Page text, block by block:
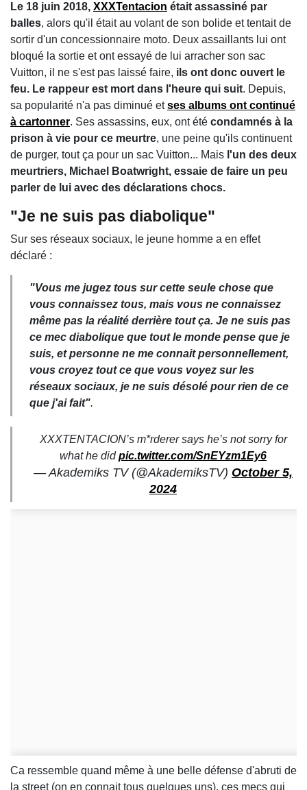
Le 18 juin 2018, XXXTentacion était assassiné par
balles, alors qu'il était au volant de son bolide et tentait de
sortir d'un concessionnaire moto. Deux assaillants lui ont
bloqué la sortie et ont essayé de lui arracher son sac
Vuitton, il ne s'est pas laissé faire, ils ont donc ouvert le
feu. Le rappeur est mort dans l'heure qui suit. Depuis,
sa popularité n'a pas diminué etses albums ont continué
à cartonner. Ses assassins, eux, ont été condamnés à la
prison à vie pour ce meurtre, une peine qu'ils continuent
de purger, tout ça pour un sac Vuitton... Mais l'un des deux
meurtriers, Michael Boatwright, essaie de faire un peu
parler de lui avec des déclarations chocs.
"Je ne suis pas diabolique"
Sur ses réseaux sociaux, le jeune homme a en effet
déclaré :
"Vous me jugez tous sur cette seule chose que
vous connaissez tous, mais vous ne connaissez
même pas la réalité derrière tout ça. Je ne suis pas
ce mec diabolique que tout le monde pense que je
suis, et personne ne me connait personnellement,
vous croyez tout ce que vous voyez sur les
réseaux sociaux, je ne suis désolé pour rien de ce
que j'ai fait".
XXXTENTACION’s m*rderer says he’s not sorry for
what he didpic.twitter.com/SnEYzm1Ey6
— Akademiks TV (@AkademiksTV) October 5,
2024
Ca ressemble quand même à une belle défense d'abruti de
la street (on en connait tous quelques uns), ces mecs qui